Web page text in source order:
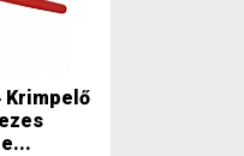
Krimpelő